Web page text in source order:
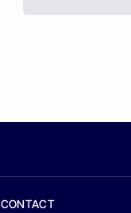
CONTACT